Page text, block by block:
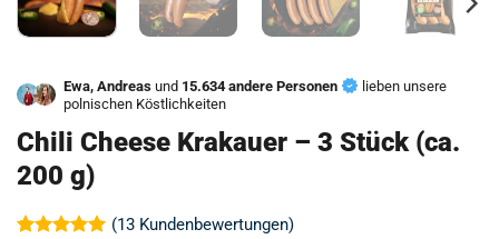
Ewa, Andreas und 15.634 andere Personen
lieben unsere
polnischen Köstlichkeiten
Chili Cheese Krakauer – 3 Stück (ca.
200 g)
(13Kundenbewertungen)